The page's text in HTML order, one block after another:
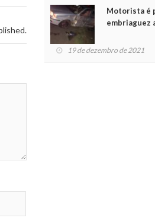
Motorista é
embriaguez
feridos
19 de dezembro de 2021